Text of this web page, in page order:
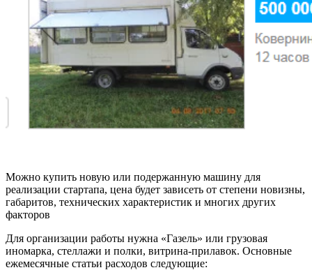
Можно купить новую или подержанную машину для
реализации стартапа, цена будет зависеть от степени новизны,
габаритов, технических характеристик и многих других
факторов
Для организации работы нужна «Газель» или грузовая
иномарка, стеллажи и полки, витрина-прилавок. Основные
ежемесячные статьи расходов следующие: